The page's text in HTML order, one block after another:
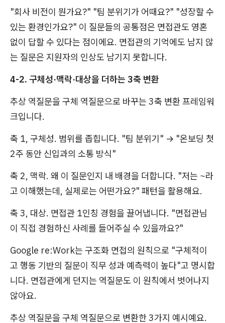
"회사 비전이 뭔가요?" "팀 분위기가 어때요?" "성장할 수
있는 환경인가요?" 이 질문들의 공통점은 면접관도 영혼
없이 답할 수 있다는 점이에요. 면접관의 기억에도 남지 않
는 질문은 지원자의 인상도 남기지 못합니다.
4-2. 구체성·맥락·대상을 더하는 3축 변환
추상 역질문을 구체 역질문으로 바꾸는 3축 변환 프레임워
크입니다.
축 1, 구체성. 범위를 좁힙니다. "팀 분위기" → "온보딩 첫
2주 동안 신입과의 소통 방식"
축 2, 맥락. 왜 이 질문인지 내 배경을 더합니다. "저는 ~라
고 이해했는데, 실제로는 어떤가요?" 패턴을 활용해요.
축 3, 대상. 면접관 1인칭 경험을 끌어냅니다. "면접관님
이 직접 경험하신 사례를 들어주실 수 있을까요?"
Google re:Work는 구조화 면접의 원칙으로 "구체적이
고 행동 기반의 질문이 직무 성과 예측력이 높다"고 명시합
니다. 면접관에게 던지는 역질문도 이 원칙에서 벗어나지
않아요.
추상 역질문을 구체 역질문으로 변환한 3가지 예시예요.